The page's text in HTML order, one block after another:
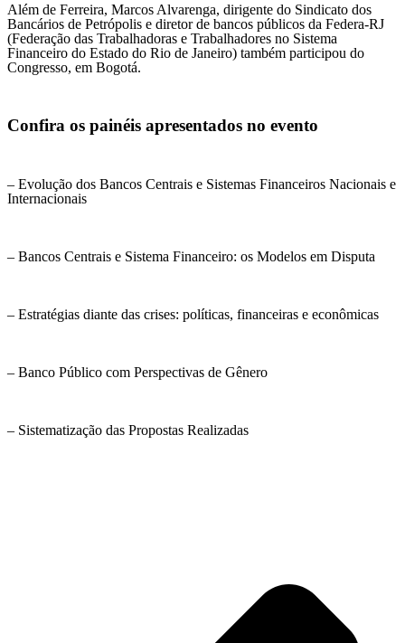
Além de Ferreira, Marcos Alvarenga, dirigente do Sindicato dos
Bancários de Petrópolis e diretor de bancos públicos da Federa-RJ
(Federação das Trabalhadoras e Trabalhadores no Sistema
Financeiro do Estado do Rio de Janeiro) também participou do
Congresso, em Bogotá.
Confira os painéis apresentados no evento
– Evolução dos Bancos Centrais e Sistemas Financeiros Nacionais e
Internacionais
– Bancos Centrais e Sistema Financeiro: os Modelos em Disputa
– Estratégias diante das crises: políticas, financeiras e econômicas
– Banco Público com Perspectivas de Gênero
– Sistematização das Propostas Realizadas